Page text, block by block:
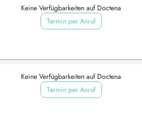
Keine Verfügbarkeiten auf Doctena
Termin per Anruf
Keine Verfügbarkeiten auf Doctena
Termin per Anruf